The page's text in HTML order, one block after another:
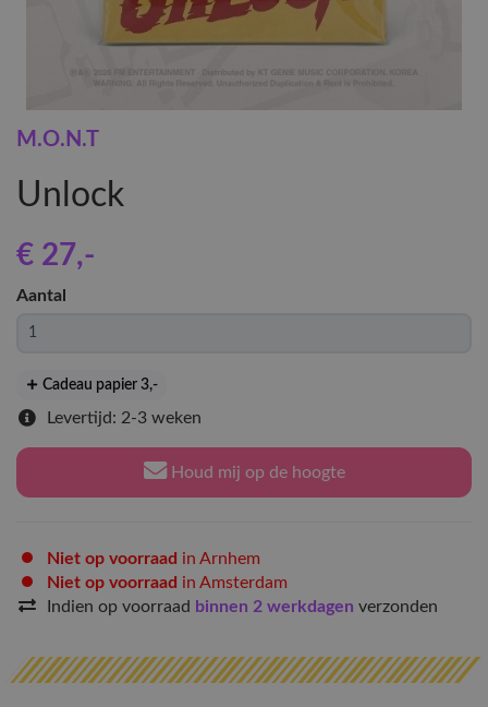
M.O.N.T
Unlock
€ 27,-
Aantal
Cadeau papier 3,-
Levertijd: 2-3 weken
Houd mij op de hoogte
Niet op voorraad in Arnhem
Niet op voorraad in Amsterdam
Indien op voorraad binnen 2 werkdagen verzonden